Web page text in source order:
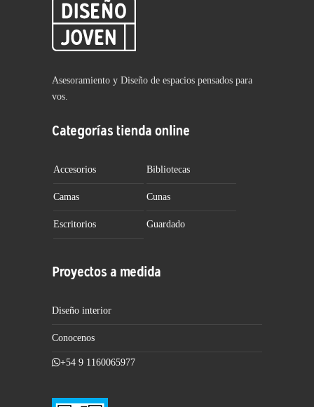
Asesoramiento y Diseño de espacios pensados para
vos.
Categorías tienda online
Accesorios Bibliotecas
Camas Cunas
Escritorios Guardado
Proyectos a medida
Diseño interior
Conocenos
+54 9 1160065977